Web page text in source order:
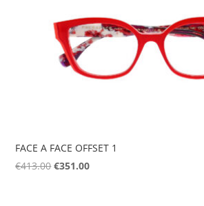
FACE A FACE OFFSET 1
€413.00Original
€351.00Η